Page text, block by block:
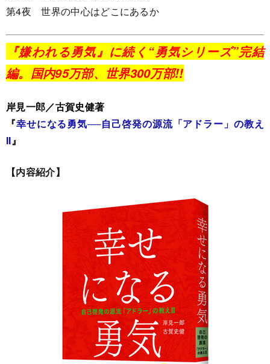
第4夜 世界の中心はどこにあるか
『嫌われる勇気』に続く“勇気シリーズ”完結
編。国内95万部、世界300万部!!
岸見一郎／古賀史健著
『幸せになる勇気──自己啓発の源流「アドラー」の教え
II』
【内容紹介】